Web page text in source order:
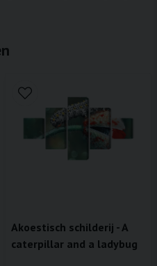
Akoestisch schilderij - A
caterpillar and a ladybug